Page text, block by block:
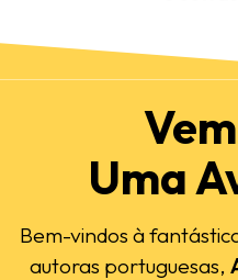
Uma
Bem-vindos à
autoras portuguesas,